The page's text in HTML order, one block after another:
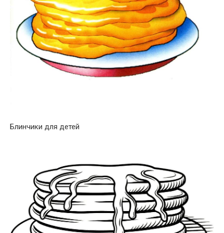
Блинчики для детей